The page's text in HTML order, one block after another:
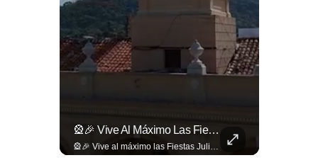
🎡🎉 Vive Al Máximo Las Fiestas Julias En Santa Ana: Tradición, Gastronomía, Juegos Mecánicos Y Un Ambiente Lleno De Color Convierten A La Ciudad Heroica...